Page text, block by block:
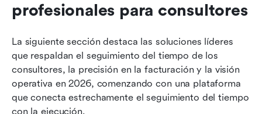
profesionales para consultores
La siguiente sección destaca las soluciones líderes
que respaldan el seguimiento del tiempo de los
consultores, la precisión en la facturación y la visión
operativa en 2026, comenzando con una plataforma
que conecta estrechamente el seguimiento del tiempo
con la ejecución.